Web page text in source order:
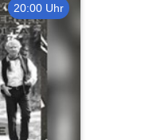
20:00 Uhr